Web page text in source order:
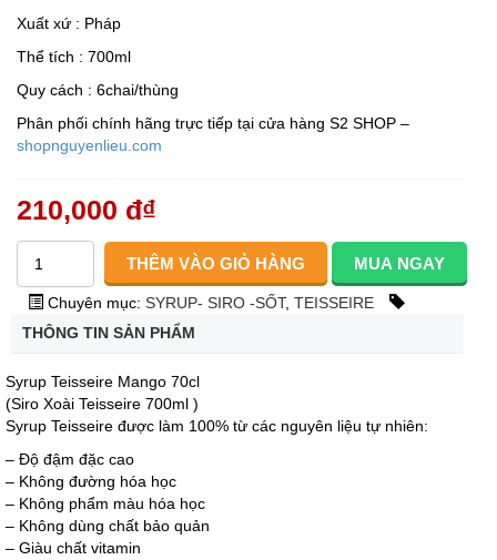
Xuất xứ : Pháp
Thể tích : 700ml
Quy cách : 6chai/thùng
Phân phối chính hãng trực tiếp tại cửa hàng S2 SHOP –
shopnguyenlieu.com
210,000 đ₫
Chuyên mục: SYRUP- SIRO -SỐT, TEISSEIRE
THÔNG TIN SẢN PHẨM
Syrup Teisseire Mango 70cl
(Siro Xoài Teisseire 700ml )
Syrup Teisseire được làm 100% từ các nguyên liệu tự nhiên:
– Độ đậm đặc cao
– Không đường hóa học
– Không phẩm màu hóa học
– Không dùng chất bảo quản
– Giàu chất vitamin